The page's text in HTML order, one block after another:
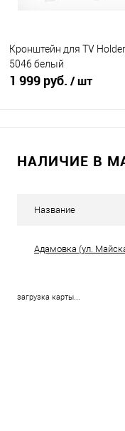
Кронштейн для TV
5046 белый
1 999 руб. / шт
Купить в 1 клик
К
НАЛИЧИЕ В
Название
Адамовка (ул.
загрузка карты...